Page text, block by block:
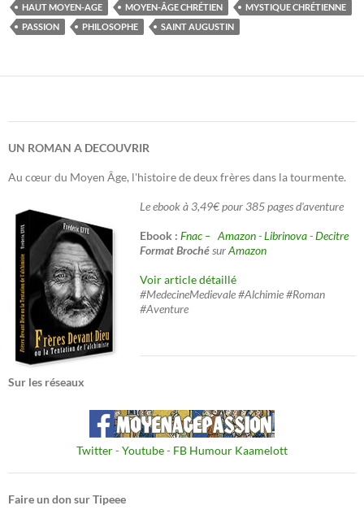
HAUT MOYEN-AGE
MOYEN-ÂGE CHRÉTIEN
MYSTIQUE CHRÉTIENNE
PASSION
PHILOSOPHE SAINT AUGUSTIN
UN ROMAN A DECOUVRIR
Au cœur du Moyen Âge, l'histoire de deux frères dans la tourmente.
Le ebook à 3,49€ pour 385 pages d'aventure
Ebook : Fnac – Amazon-Librinova-Decitre
Format BrochésurAmazon
Voir article détaillé
#MedecineMedievale #Alchimie #Roman
#Aventure
Sur les réseaux
Twitter- Youtube- FB Humour Kaamelott
Faire un don sur Tipeee